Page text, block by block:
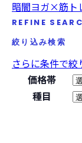
暗闇ヨガ×筋ト
REFINE
絞り込み検索
さらに条件で絞
価格帯
種目